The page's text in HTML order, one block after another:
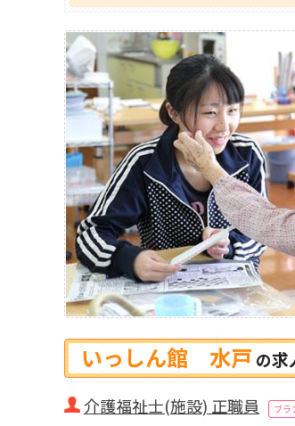
いっしん館 水戸 の求
介護福祉士(施設) 正職員 ブラ